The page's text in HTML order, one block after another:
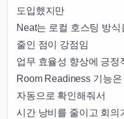
도입했지만
Neat는 로컬 호스팅 방
줄인 점이 강점임
업무 효율성 향상에 긍정
Room Readiness 기능
자동으로 확인해줘서
시간 낭비를 줄이고 회의